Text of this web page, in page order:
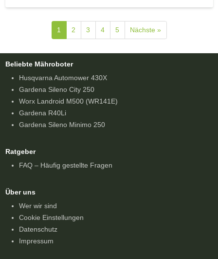
1 2 3 4 5 Nächste »
Beliebte Mähroboter
Husqvarna Automower 430X
Gardena Sileno City 250
Worx Landroid M500 (WR141E)
Gardena R40Li
Gardena Sileno Minimo 250
Ratgeber
FAQ – Häufig gestellte Fragen
Über uns
Wer wir sind
Cookie Einstellungen
Datenschutz
Impressum